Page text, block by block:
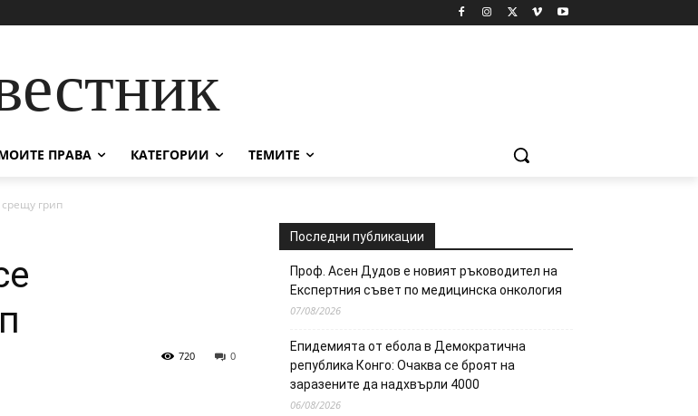
ПРАВА КАТЕГОРИИ ТЕМИТЕ
грип
0
720
Последни публикации
Проф. Асен Дудов е новият ръководител на
Експертния съвет по медицинска онкология
07/08/2026
Епидемията от ебола в Демократична
република Конго: Очаква се броят на
заразените да надхвърли 4000
06/08/2026